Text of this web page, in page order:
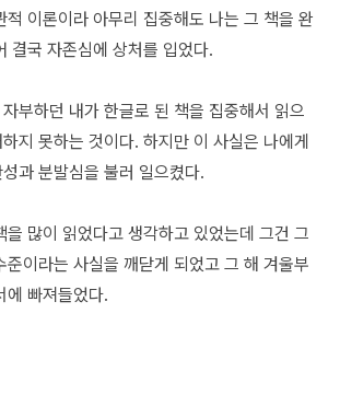
적 이론이라 아무리 집중해도 나는 그 책을 완
결국 자존심에 상처를 입었다.
부하던 내가 한글로 된 책을 집중해서 읽으
지 못하는 것이다. 하지만 이 사실은 나에게
과 분발심을 불러 일으켰다.
을 많이 읽었다고 생각하고 있었는데 그건 그
준이라는 사실을 깨닫게 되었고 그 해 겨울부
에 빠져들었다.